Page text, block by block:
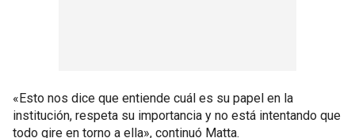
«Esto nos dice que entiende cuál es su papel en la
institución, respeta su importancia y no está intentando que
todo gire en torno a ella», continuó Matta.